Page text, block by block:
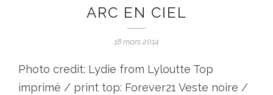
ARC EN CIEL
18 mars 2014
Photo credit: Lydie from Lyloutte Top
imprimé / print top: Forever21 Veste noire /